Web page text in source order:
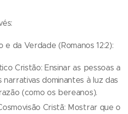
e da Verdade (Romanos 12:2):
Cristão: Ensinar as pessoas a
narrativas dominantes à luz das
(como os bereanos).
Cristã: Mostrar que o